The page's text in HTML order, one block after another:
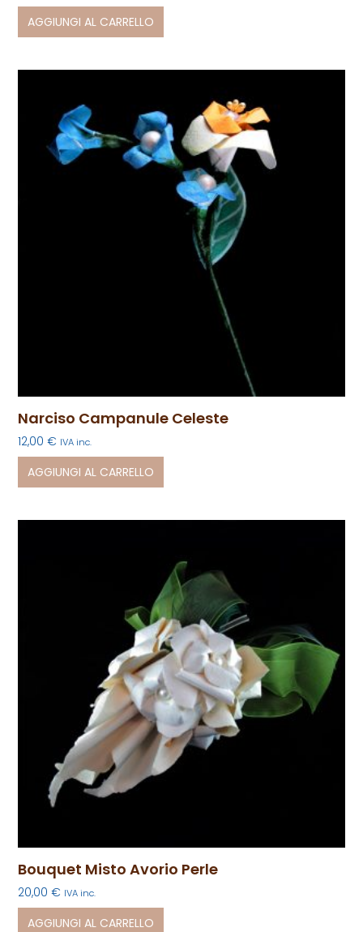
AGGIUNGI AL CARRELLO
Narciso Campanule Celeste
12,00€ IVA inc.
AGGIUNGI AL CARRELLO
Bouquet Misto Avorio Perle
20,00€ IVA inc.
AGGIUNGI AL CARRELLO